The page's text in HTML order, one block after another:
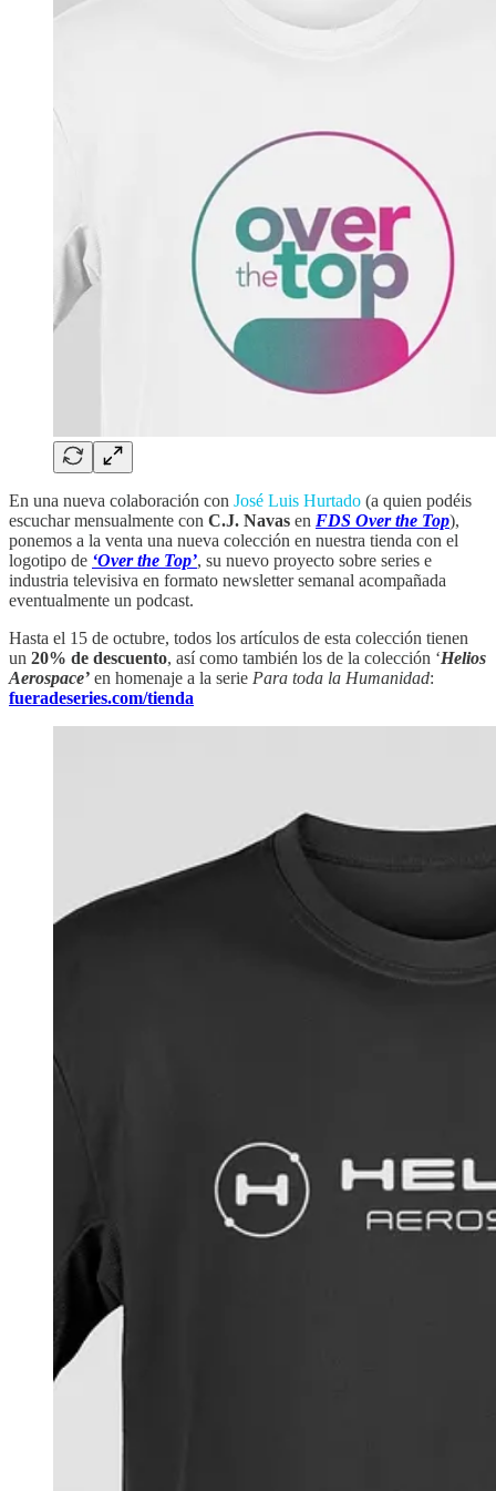
En una nueva colaboración con José Luis Hurtado (a quien podéis
escuchar mensualmente con C.J. Navas en FDS Over the Top),
ponemos a la venta una nueva colección en nuestra tienda con el
logotipo de ‘Over the Top’, su nuevo proyecto sobre series e
industria televisiva en formato newsletter semanal acompañada
eventualmente un podcast.
Hasta el 15 de octubre, todos los artículos de esta colección tienen
un 20% de descuento, así como también los de la colección ‘Helios
Aerospace’ en homenaje a la serie Para toda la Humanidad:
fueradeseries.com/tienda